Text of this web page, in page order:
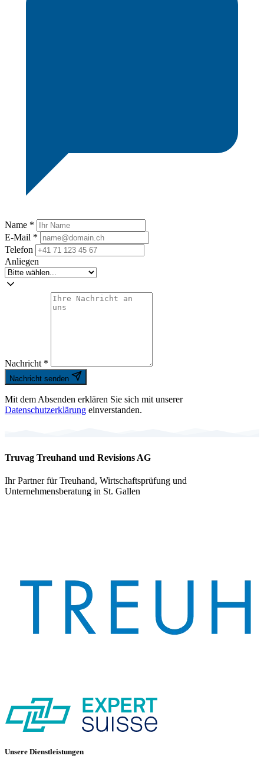
Name *
E-Mail *
Telefon
Anliegen
Nachricht *
Nachricht senden
Mit dem Absenden erklären Sie sich mit unserer
Datenschutzerklärung einverstanden.
Truvag Treuhand und Revisions AG
Ihr Partner für Treuhand, Wirtschaftsprüfung und
Unternehmensberatung in St. Gallen
Unsere Dienstleistungen